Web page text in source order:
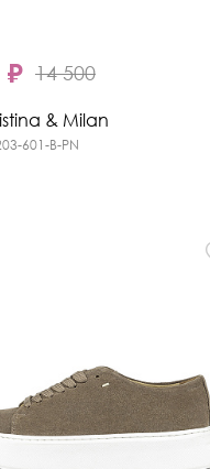
₽ 14 500
& Milan
601-B-PN